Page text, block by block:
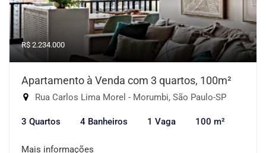
R$ 2.234.000
Apartamento à Venda com 3 quartos, 100m²
Rua Carlos Lima Morel - Morumbi, São Paulo-SP
3 Quartos 4 Banheiros 1 Vaga 100 m²
Mais informações